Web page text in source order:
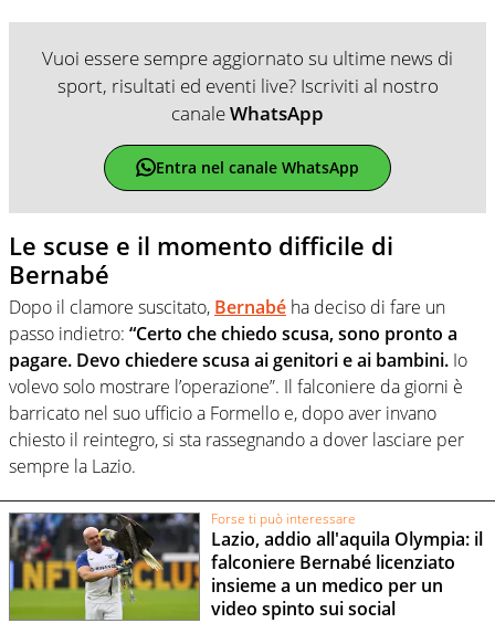
Vuoi essere sempre aggiornato su ultime news di
sport, risultati ed eventi live? Iscriviti al nostro
canaleWhatsApp
Entra nel canale WhatsApp
Le scuse e il momento difficile di
Bernabé
Dopo il clamore suscitato, Bernabé ha deciso di fare un
passo indietro: “Certo che chiedo scusa, sono pronto a
pagare. Devo chiedere scusa ai genitori e ai bambini. Io
volevo solo mostrare l’operazione”. Il falconiere da giorni è
barricato nel suo ufficio a Formello e, dopo aver invano
chiesto il reintegro, si sta rassegnando a dover lasciare per
sempre la Lazio.
Forse ti può interessare
Lazio, addio all'aquila Olympia: il
falconiere Bernabé licenziato
insieme a un medico per un
video spinto sui social